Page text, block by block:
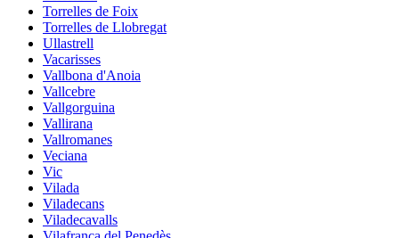
Torrelles de Foix
Torrelles de Llobregat
Ullastrell
Vacarisses
Vallbona d'Anoia
Vallcebre
Vallgorguina
Vallirana
Vallromanes
Veciana
Vic
Vilada
Viladecans
Viladecavalls